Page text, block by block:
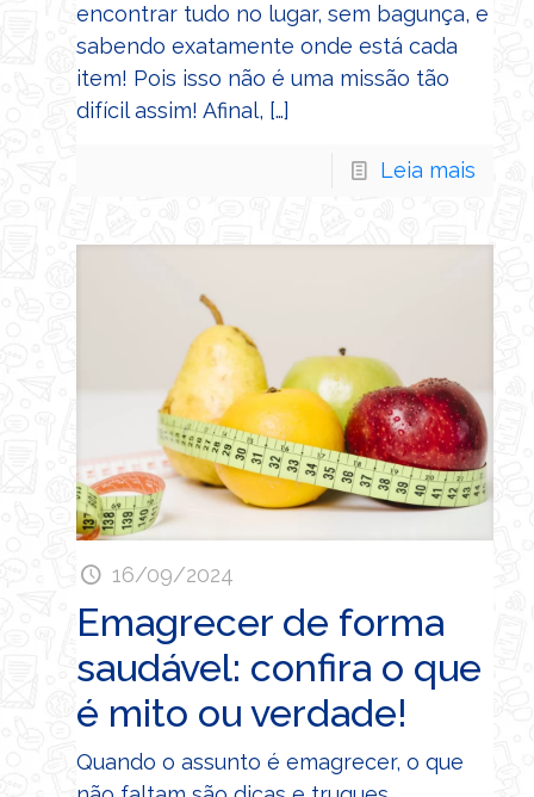
encontrar tudo no lugar, sem bagunça, e
sabendo exatamente onde está cada
item! Pois isso não é uma missão tão
difícil assim! Afinal, […]
Leia mais
16/09/2024
Emagrecer de forma
saudável: confira o que
é mito ou verdade!
Quando o assunto é emagrecer, o que